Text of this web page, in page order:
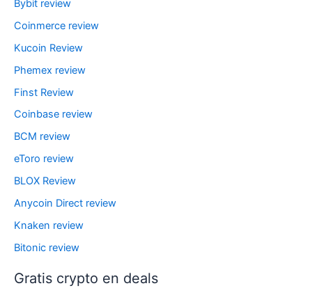
Bybit review
Coinmerce review
Kucoin Review
Phemex review
Finst Review
Coinbase review
BCM review
eToro review
BLOX Review
Anycoin Direct review
Knaken review
Bitonic review
Gratis crypto en deals